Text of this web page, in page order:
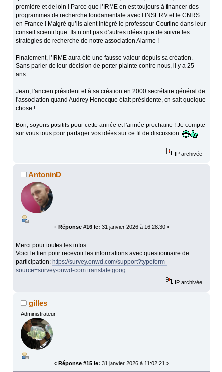
première et de loin ! Parce que l’IRME en est toujours à financer des
programmes de recherche fondamentale avec l’INSERM et le CNRS
en France ! Malgré qu’ils aient intégré le professeur Courtine dans leur
conseil scientifique. Ils n’ont pas d’autres idées que de suivre les
stratégies de recherche de notre association Alarme !
Finalement, l’IRME aura été une fausse valeur depuis sa création.
Sans parler de leur décision de porter plainte contre nous, il y a 25
ans.
Jean, l'ancien président et à sa création en 2000 secrétaire général de
l'association quand Audrey Henocque était présidente, en sait quelque
chose !
Bon, soyons positifs pour cette année et l'année prochaine ! Je compte
sur vous tous pour partager vos idées sur ce fil de discussion
IP archivée
AntoninD
« Réponse #16 le: 31 janvier 2026 à 16:28:30 »
Merci pour toutes les infos
Voici le lien pour recevoir les informations avec questionnaire de
participation: https://survey.onwd.com/support?typeform-
source=survey-onwd-com.translate.goog
IP archivée
gilles
Administrateur
« Réponse #15 le: 31 janvier 2026 à 11:02:21 »